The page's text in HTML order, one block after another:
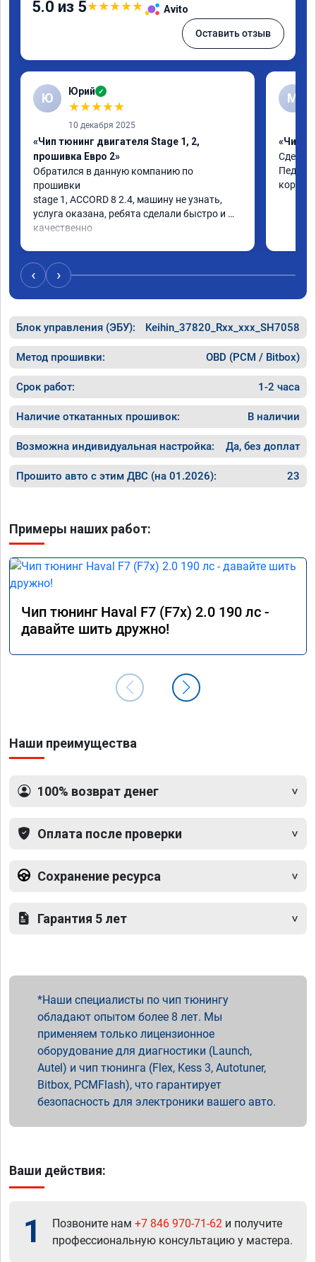
5.0 из 5★★★★★ Avito
Оставить отзыв
Ю Юрий ✓
★★★★★
10 декабря 2025
«Чип тюнинг двигателя Stage 1, 2,
прошивка Евро 2»
Обратился в данную компанию по
прошивки
stage 1, ACCORD 8 2.4, машину не узнать,
услуга оказана, ребята сделали быстро и
качественно
М
«Чип
Педаль
‹ ›
Блок управления (ЭБУ): Keihin_37820_Rxx_xxx_SH7058
Метод прошивки: OBD (PCM / Bitbox)
Срок работ: 1-2 часа
Наличие откатанных прошивок: В наличии
Возможна индивидуальная настройка: Да, без доплат
Прошито авто с этим ДВС (на 01.2026): 23
Примеры наших работ:
Чип тюнинг Haval F7 (F7x) 2.0 190 лс -
давайте шить дружно!
Наши преимущества
100% возврат денег
Оплата после проверки
Сохранение ресурса
Гарантия 5 лет
Наши специалисты по чип тюнингу
обладают опытом более 8 лет. Мы
применяем только лицензионное
оборудование для диагностики (Launch,
Autel) и чип тюнинга (Flex, Kess 3, Autotuner,
Bitbox, PCMFlash), что гарантирует
безопасность для электроники вашего авто.
Ваши действия:
1 Позвоните нам +7 846 970-71-62 и получите
профессиональную консультацию у мастера.